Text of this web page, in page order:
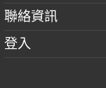
聯絡資訊
登入